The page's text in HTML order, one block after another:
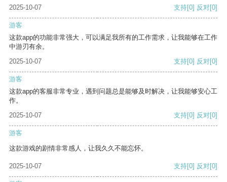
2025-10-07 支持[0] 反对[0]
游客
这款app的功能非常强大，可以满足我所有的工作需求，让我能够在工作
中游刃有余。
2025-10-07
支持[0] 反对[0]
游客
这款app的客服非常专业，遇到问题总是能够及时解决，让我能够安心工
作。
2025-10-07
支持[0] 反对[0]
游客
这款游戏的剧情非常感人，让我久久不能忘怀。
2025-10-07 支持[0] 反对[0]